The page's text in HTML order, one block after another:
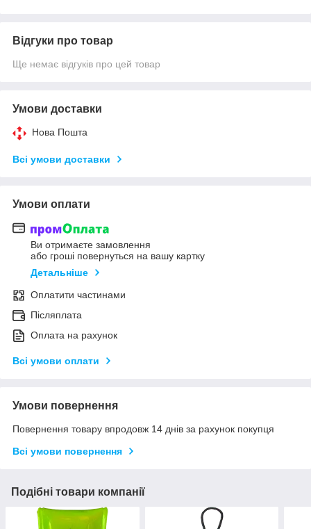
Відгуки про товар
Ще немає відгуків про цей товар
Умови доставки
Нова Пошта
Всі умови доставки
Умови оплати
Ви отримаєте замовлення
або гроші повернуться на вашу картку
Детальніше
Оплатити частинами
Післяплата
Оплата на рахунок
Всі умови оплати
Умови повернення
Повернення товару впродовж 14 днів за рахунок покупця
Всі умови повернення
Подібні товари компанії